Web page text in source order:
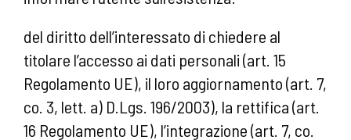
del diritto dell’interessato di chiedere al
titolare l’accesso ai dati personali (art. 15
Regolamento UE), il loro aggiornamento (art. 7,
co. 3, lett. a) D.Lgs. 196/2003), la rettifica (art.
16 Regolamento UE), l’integrazione (art. 7, co.